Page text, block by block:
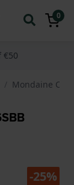
0
€50
Mondaine
-25%